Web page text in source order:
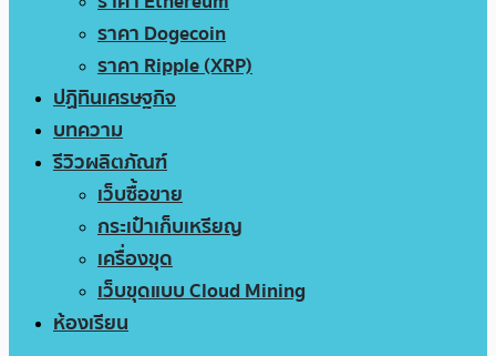
ราคา Dogecoin
ราคา Ripple (XRP)
ปฏิทินเศรษฐกิจ
บทความ
รีวิวผลิตภัณฑ์
เว็บซื้อขาย
กระเป๋าเก็บเหรียญ
เครื่องขุด
เว็บขุดแบบ Cloud Mining
ห้องเรียน